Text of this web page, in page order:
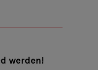
werden!